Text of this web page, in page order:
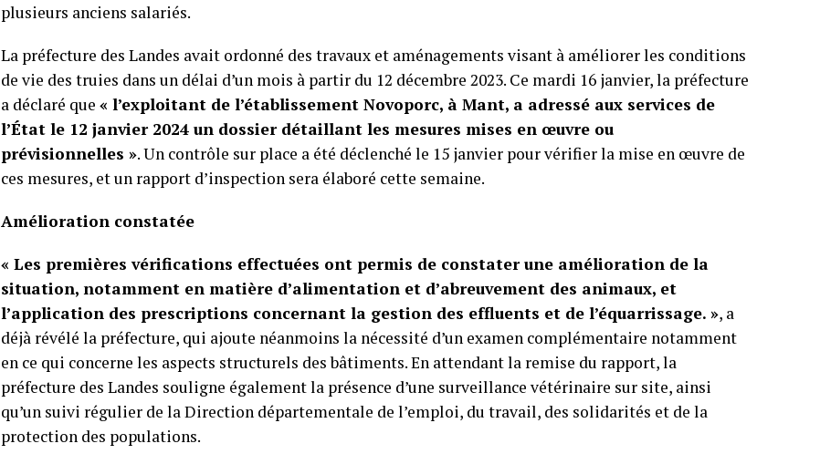
plusieurs anciens salariés.
La préfecture des Landes avait ordonné des travaux et aménagements visant à améliorer les conditions
de vie des truies dans un délai d’un mois à partir du 12 décembre 2023. Ce mardi 16 janvier, la préfecture
a déclaré que « l’exploitant de l’établissement Novoporc, à Mant, a adressé aux services de
l’État le 12 janvier 2024 un dossier détaillant les mesures mises en œuvre ou
prévisionnelles ». Un contrôle sur place a été déclenché le 15 janvier pour vérifier la mise en œuvre de
ces mesures, et un rapport d’inspection sera élaboré cette semaine.
Amélioration constatée
« Les premières vérifications effectuées ont permis de constater une amélioration de la
situation, notamment en matière d’alimentation et d’abreuvement des animaux, et
l’application des prescriptions concernant la gestion des effluents et de l’équarrissage. », a
déjà révélé la préfecture, qui ajoute néanmoins la nécessité d’un examen complémentaire notamment
en ce qui concerne les aspects structurels des bâtiments. En attendant la remise du rapport, la
préfecture des Landes souligne également la présence d’une surveillance vétérinaire sur site, ainsi
qu’un suivi régulier de la Direction départementale de l’emploi, du travail, des solidarités et de la
protection des populations.